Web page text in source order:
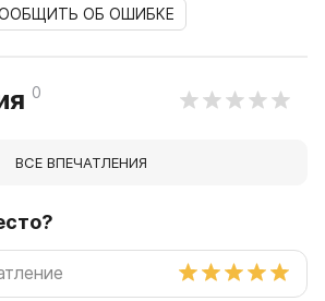
ОБ ОШИБКЕ
0
ВСЕ ВПЕЧАТЛЕНИЯ